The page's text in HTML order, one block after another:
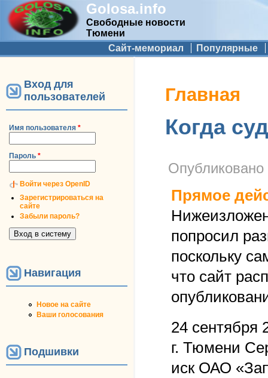
Golosa.info
Свободные новости
Тюмени
Дополнительное меню
Сайт-мемориал Популярные
Вход для
пользователей
Имя пользователя *
Пароль *
Войти через OpenID
Зарегистрироваться на
сайте
Забыли пароль?
Навигация
Новое на сайте
Ваши голосования
Подшивки
Вы здесь
Главная
Когда
Опубликовано
Прямое
попросил
поскольку
что сайт
24 сентября
г. Тюмени
иск ОАО